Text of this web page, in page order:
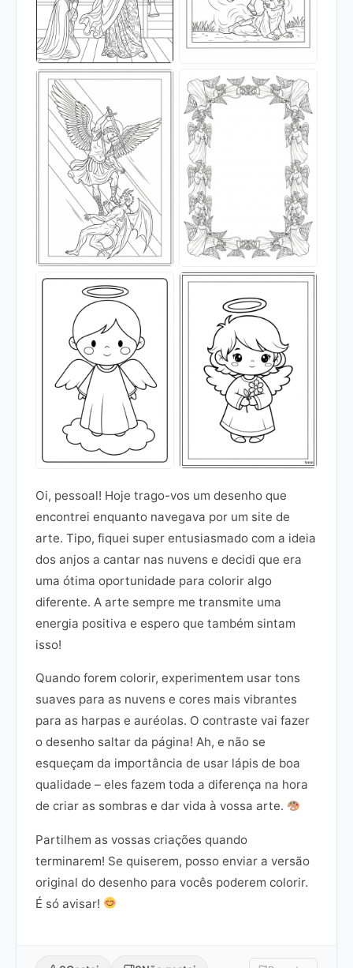
Oi, pessoal! Hoje trago-vos um desenho que
encontrei enquanto navegava por um site de
arte. Tipo, fiquei super entusiasmado com a ideia
dos anjos a cantar nas nuvens e decidi que era
uma ótima oportunidade para colorir algo
diferente. A arte sempre me transmite uma
energia positiva e espero que também sintam
isso!
Quando forem colorir, experimentem usar tons
suaves para as nuvens e cores mais vibrantes
para as harpas e auréolas. O contraste vai fazer
o desenho saltar da página! Ah, e não se
esqueçam da importância de usar lápis de boa
qualidade – eles fazem toda a diferença na hora
de criar as sombras e dar vida à vossa arte.
Partilhem as vossas criações quando
terminarem! Se quiserem, posso enviar a versão
original do desenho para vocês poderem colorir.
É só avisar!